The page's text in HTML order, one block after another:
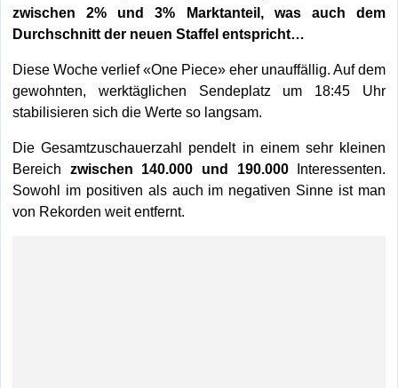
zwischen 2% und 3% Marktanteil, was auch dem
Durchschnitt der neuen Staffel entspricht…
Diese Woche verlief «One Piece» eher unauffällig. Auf dem
gewohnten, werktäglichen Sendeplatz um 18:45 Uhr
stabilisieren sich die Werte so langsam.
Die Gesamtzuschauerzahl pendelt in einem sehr kleinen
Bereich zwischen 140.000 und 190.000Interessenten.
Sowohl im positiven als auch im negativen Sinne ist man
von Rekorden weit entfernt.